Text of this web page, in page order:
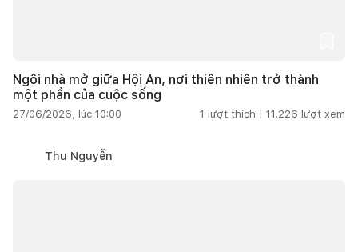
Ngôi nhà mở giữa Hội An, nơi thiên nhiên trở thành
một phần của cuộc sống
27/06/2026, lúc 10:00 1 lượt thích | 11.226 lượt xem
Thu Nguyễn